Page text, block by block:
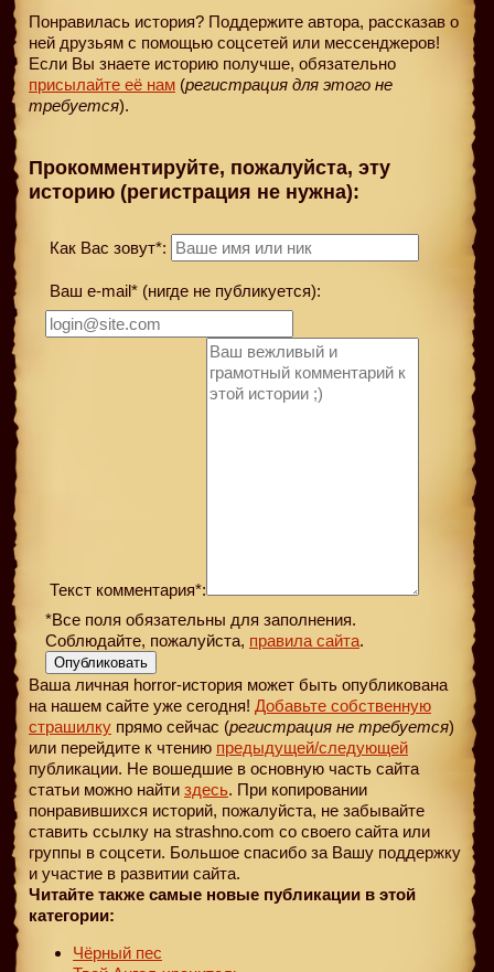
Понравилась история? Поддержите автора, рассказав о
ней друзьям с помощью соцсетей или мессенджеров!
Если Вы знаете историю получше, обязательно
присылайте её нам (регистрация для этого не
требуется).
Прокомментируйте, пожалуйста, эту
историю (регистрация не нужна):
Как Вас зовут*:
Ваш e-mail* (нигде не публикуется):
Текст комментария*:
*Все поля обязательны для заполнения.
Соблюдайте, пожалуйста, правила сайта.
Опубликовать
Ваша личная horror-история может быть опубликована
на нашем сайте уже сегодня! Добавьте собственную
страшилку прямо сейчас (регистрация не требуется)
или перейдите к чтению предыдущей/следующей
публикации. Не вошедшие в основную часть сайта
статьи можно найти здесь. При копировании
понравившихся историй, пожалуйста, не забывайте
ставить ссылку на strashno.com со своего сайта или
группы в соцсети. Большое спасибо за Вашу поддержку
и участие в развитии сайта.
Читайте также самые новые публикации в этой
категории:
Чёрный пес